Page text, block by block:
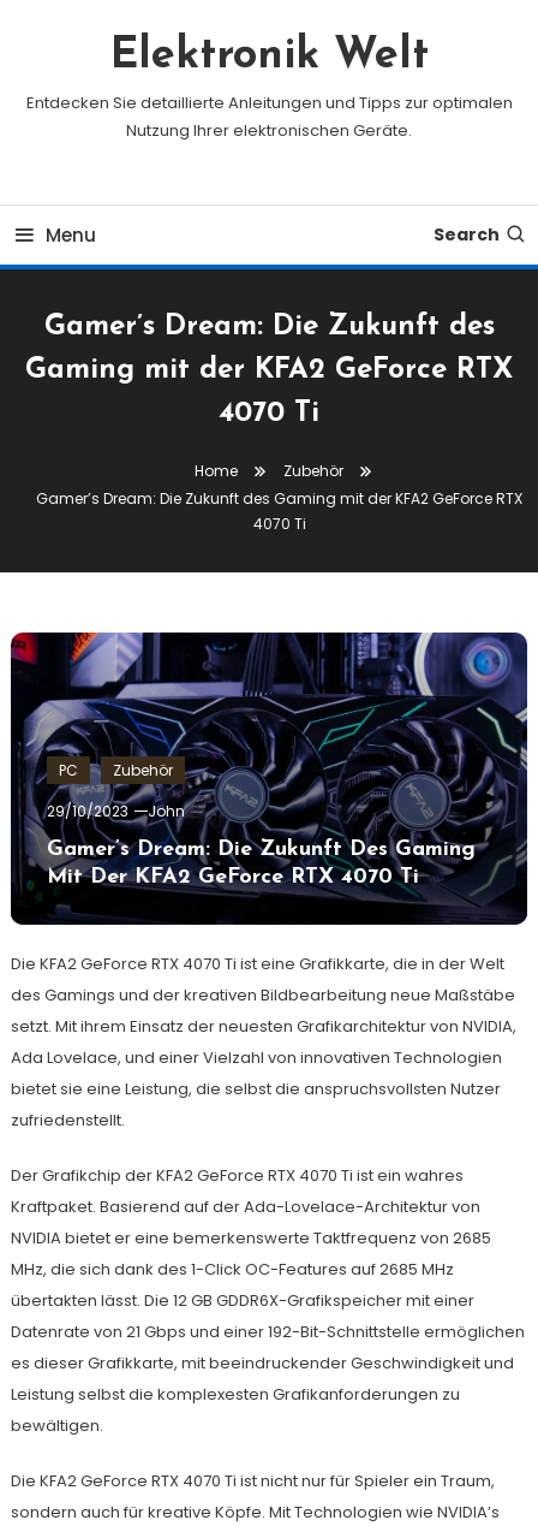
Elektronik Welt
Entdecken Sie detaillierte Anleitungen und Tipps zur optimalen
Nutzung Ihrer elektronischen Geräte.
Menu Search
Gamer’s Dream: Die Zukunft des
Gaming mit der KFA2 GeForce RTX
4070 Ti
Home
Zubehör
Gamer’s Dream: Die Zukunft des Gaming mit der KFA2 GeForce RTX
4070 Ti
PC
Zubehör
29/10/2023
John
Gamer’s Dream: Die Zukunft Des Gaming
Mit Der KFA2 GeForce RTX 4070 Ti
Die KFA2 GeForce RTX 4070 Ti ist eine Grafikkarte, die in der Welt
des Gamings und der kreativen Bildbearbeitung neue Maßstäbe
setzt. Mit ihrem Einsatz der neuesten Grafikarchitektur von NVIDIA,
Ada Lovelace, und einer Vielzahl von innovativen Technologien
bietet sie eine Leistung, die selbst die anspruchsvollsten Nutzer
zufriedenstellt.
Der Grafikchip der KFA2 GeForce RTX 4070 Ti ist ein wahres
Kraftpaket. Basierend auf der Ada-Lovelace-Architektur von
NVIDIA bietet er eine bemerkenswerte Taktfrequenz von 2685
MHz, die sich dank des 1-Click OC-Features auf 2685 MHz
übertakten lässt. Die 12 GB GDDR6X-Grafikspeicher mit einer
Datenrate von 21 Gbps und einer 192-Bit-Schnittstelle ermöglichen
es dieser Grafikkarte, mit beeindruckender Geschwindigkeit und
Leistung selbst die komplexesten Grafikanforderungen zu
bewältigen.
Die KFA2 GeForce RTX 4070 Ti ist nicht nur für Spieler ein Traum,
sondern auch für kreative Köpfe. Mit Technologien wie NVIDIA’s